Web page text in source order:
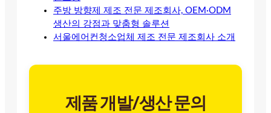
주방 방향제 제조 전문 제조회사, OEM·ODM
생산의 강점과 맞춤형 솔루션
서울에어컨청소업체 제조 전문 제조회사 소개
제품 개발/생산 문의